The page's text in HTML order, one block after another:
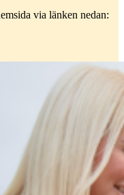
via länken nedan: